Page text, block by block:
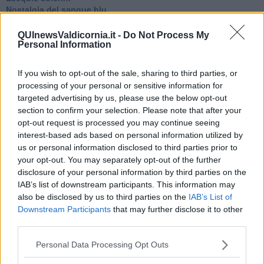
QUInewsValdicornia.it - Do Not Process My
Personal Information
If you wish to opt-out of the sale, sharing to third parties, or
processing of your personal or sensitive information for
targeted advertising by us, please use the below opt-out
section to confirm your selection. Please note that after your
opt-out request is processed you may continue seeing
interest-based ads based on personal information utilized by
us or personal information disclosed to third parties prior to
your opt-out. You may separately opt-out of the further
disclosure of your personal information by third parties on the
IAB’s list of downstream participants. This information may
also be disclosed by us to third parties on the IAB’s List of
Downstream Participants that may further disclose it to other
Personal Data Processing Opt Outs
Nostalgia del sangue blu
Non avere e non essere
Armiamoci e... avviatevi
Schizzi di fango
Sor-riso amaro
Fine anno al ristorante
La festa di Capodanno
Natale 2024
Re e regnanti
A noi interessa il dito non la luna
Come rubare allo stato e vivere felici
Una performance
Il compagno
​Io (allo specchio)
Tramonto
Passato, presente, futuro
L'ultimo post
Leggendo l'Eneide